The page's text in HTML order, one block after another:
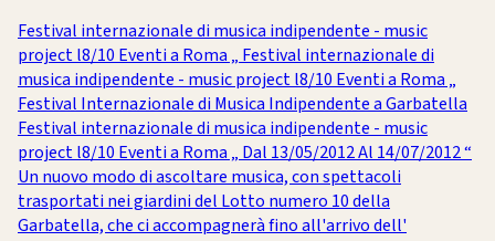
Festival internazionale di musica indipendente - music
project l8/10 Eventi a Roma „ Festival internazionale di
musica indipendente - music project l8/10 Eventi a Roma „
Festival Internazionale di Musica Indipendente a Garbatella
Festival internazionale di musica indipendente - music
project l8/10 Eventi a Roma „ Dal 13/05/2012 Al 14/07/2012 “
Un nuovo modo di ascoltare musica, con spettacoli
trasportati nei giardini del Lotto numero 10 della
Garbatella, che ci accompagnerà fino all'arrivo dell'